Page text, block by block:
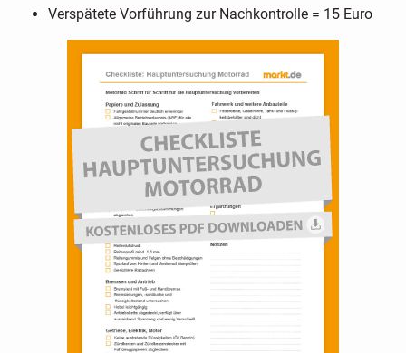
Verspätete Vorführung zur Nachkontrolle = 15 Euro